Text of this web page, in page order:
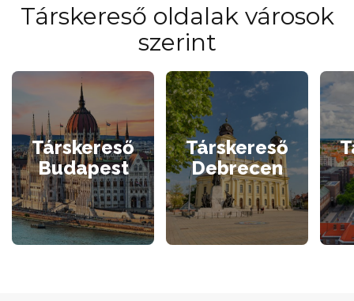
Társkereső oldalak városok
szerint
Társkereső
Budapest
Társkereső
Debrecen